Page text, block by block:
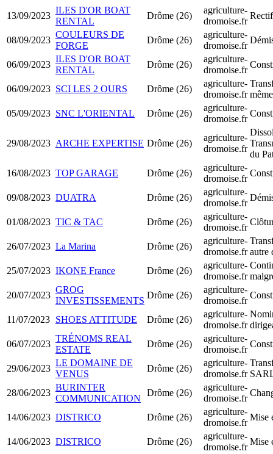
13/09/2023
ILES D'OR BOAT
RENTAL
Drôme (26)
agriculture-
dromoise.fr
08/09/2023
COULEURS DE
FORGE
Drôme (26)
agriculture-
dromoise.fr
06/09/2023
ILES D'OR BOAT
RENTAL
Drôme (26)
agriculture-
dromoise.fr
06/09/2023 SCI LES 2 OURS Drôme (26)
agriculture-
dromoise.fr
05/09/2023 SNC L'ORIENTAL Drôme (26)
agriculture-
dromoise.fr
29/08/2023 ARCHE EXPERTISE Drôme (26)
agriculture-
dromoise.fr
du
16/08/2023 TOP GARAGE Drôme (26)
agriculture-
dromoise.fr
09/08/2023 DUATRA Drôme (26)
agriculture-
dromoise.fr
01/08/2023 TIC & TAC Drôme (26)
agriculture-
dromoise.fr
26/07/2023 La Marina Drôme (26)
agriculture-
dromoise.fr autre
25/07/2023 IKONE France Drôme (26)
agriculture-
dromoise.fr
20/07/2023
GROG
INVESTISSEMENTS
Drôme (26)
agriculture-
dromoise.fr
11/07/2023 SHOES ATTITUDE Drôme (26)
agriculture-
dromoise.fr
06/07/2023
TRÉNOMS REAL
ESTATE
Drôme (26)
agriculture-
dromoise.fr
29/06/2023
LE DOMAINE DE
VENUS
Drôme (26)
agriculture-
dromoise.fr
28/06/2023
BURINTER
COMMUNICATION
Drôme (26)
agriculture-
dromoise.fr
14/06/2023 DISTRICO Drôme (26)
agriculture-
dromoise.fr
Mise
14/06/2023 DISTRICO Drôme (26)
agriculture-
dromoise.fr
Mise